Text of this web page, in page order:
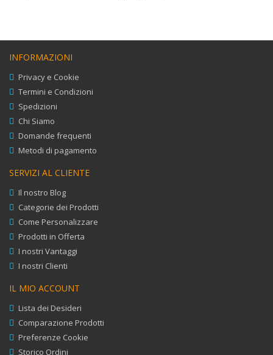
INFORMAZIONI
Privacy e Cookie
Termini e Condizioni
Spedizioni
Chi Siamo
Domande frequenti
Metodi di pagamento
SERVIZI AL CLIENTE
Il nostro Blog
Categorie dei Prodotti
Come Personalizzare
Prodotti in Offerta
I nostri Vantaggi
I nostri Clienti
IL MIO ACCOUNT
Lista dei Desideri
Comparazione Prodotti
Preferenze Cookie
Storico Ordini